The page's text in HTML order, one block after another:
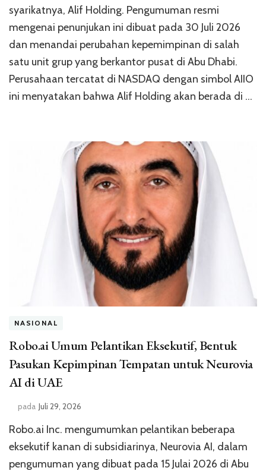
syarikatnya, Alif Holding. Pengumuman resmi
mengenai penunjukan ini dibuat pada 30 Juli 2026
dan menandai perubahan kepemimpinan di salah
satu unit grup yang berkantor pusat di Abu Dhabi.
Perusahaan tercatat di NASDAQ dengan simbol AIIO
ini menyatakan bahwa Alif Holding akan berada di …
NASIONAL
Robo.ai Umum Pelantikan Eksekutif, Bentuk
Pasukan Kepimpinan Tempatan untuk Neurovia
AI di UAE
pada Juli 29, 2026
Robo.ai Inc. mengumumkan pelantikan beberapa
eksekutif kanan di subsidiarinya, Neurovia AI, dalam
pengumuman yang dibuat pada 15 Julai 2026 di Abu